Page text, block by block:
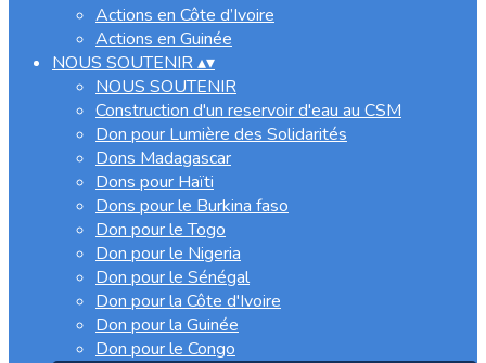
Actions en Côte d’Ivoire
Actions en Guinée
NOUS SOUTENIR▴▾
NOUS SOUTENIR
Construction d'un reservoir d'eau au CSM
Don pour Lumière des Solidarités
Dons Madagascar
Dons pour Haïti
Dons pour le Burkina faso
Don pour le Togo
Don pour le Nigeria
Don pour le Sénégal
Don pour la Côte d'Ivoire
Don pour la Guinée
Don pour le Congo